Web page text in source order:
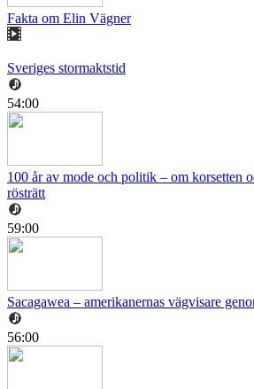
Fakta om Elin Vägner
Sveriges stormaktstid
54:00
100 år av mode och politik – om korsetten
rösträtt
59:00
Sacagawea – amerikanernas vägvisare
56:00